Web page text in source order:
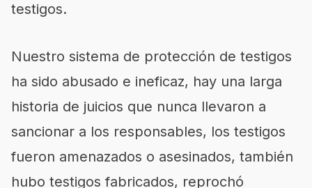
testigos.
Nuestro sistema de protección de testigos
ha sido abusado e ineficaz, hay una larga
historia de juicios que nunca llevaron a
sancionar a los responsables, los testigos
fueron amenazados o asesinados, también
hubo testigos fabricados, reprochó